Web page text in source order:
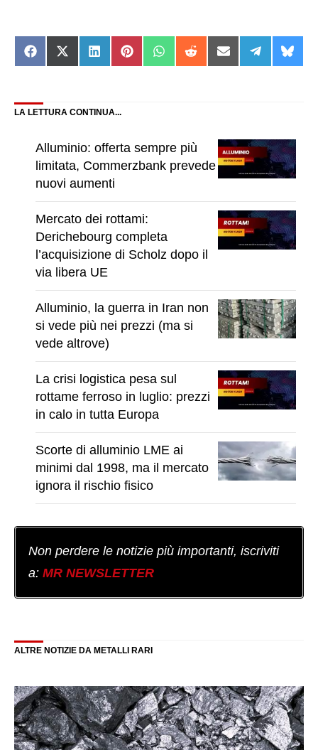
Share
on
Share
on
Share
on
Share
on
Share
on
Share
on
Share
on
Share
on
on
LA LETTURA CONTINUA...
Alluminio: offerta sempre più
limitata, Commerzbank prevede
nuovi aumenti
Mercato dei rottami:
Derichebourg completa
l’acquisizione di Scholz dopo il
via libera UE
Alluminio, la guerra in Iran non
si vede più nei prezzi (ma si
vede altrove)
La crisi logistica pesa sul
rottame ferroso in luglio: prezzi
in calo in tutta Europa
Scorte di alluminio LME ai
minimi dal 1998, ma il mercato
ignora il rischio fisico
Non perdere le notizie più importanti, iscriviti
a: MR NEWSLETTER
ALTRE NOTIZIE DA METALLI RARI